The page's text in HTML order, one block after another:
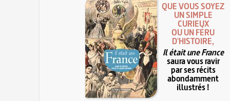
QUE VOUS SOYEZ
UN SIMPLE
CURIEUX
OU UN FÉRU
D'HISTOIRE,
Il était une France
saura vous ravir
par ses récits
abondamment
illustrés !